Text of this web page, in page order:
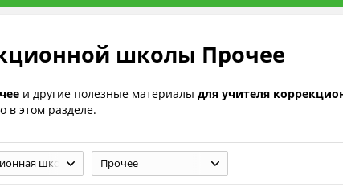
школы Прочее
и другие полезные материалы для учителя
в этом разделе.
школа Прочее